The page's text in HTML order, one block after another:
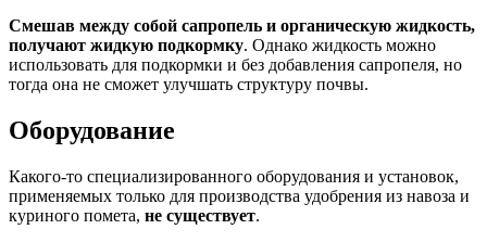
Смешав между собой сапропель и органическую жидкость,
получают жидкую подкормку. Однако жидкость можно
использовать для подкормки и без добавления сапропеля, но
тогда она не сможет улучшать структуру почвы.
Оборудование
Какого-то специализированного оборудования и установок,
применяемых только для производства удобрения из навоза и
куриного помета, не существует.